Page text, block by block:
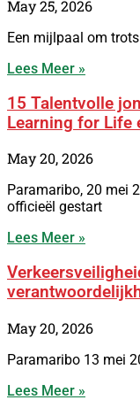
May 25, 2026
Een mijlpaal om
Lees Meer »
15 Talentvolle
Learning for Life
May 20, 2026
Paramaribo, 20 mei
officieël gestart
Lees Meer »
May 20, 2026
Paramaribo 13 mei
Lees Meer »